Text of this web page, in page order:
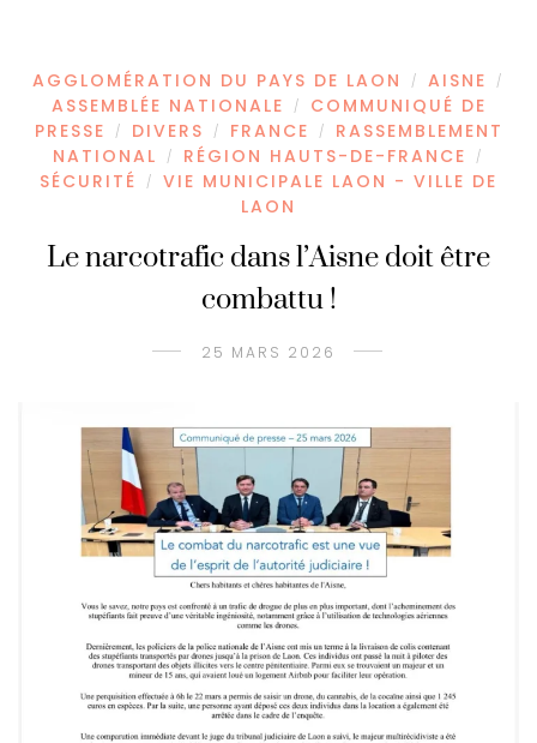
AGGLOMÉRATION DU PAYS DE LAON / AISNE /
ASSEMBLÉE NATIONALE /
COMMUNIQUÉ DE
PRESSE
/ DIVERS / FRANCE /
RASSEMBLEMENT
NATIONAL
/ RÉGION HAUTS-DE-FRANCE /
SÉCURITÉ /
VIE MUNICIPALE LAON - VILLE DE
LAON
Le narcotrafic dans l’Aisne doit être
combattu !
25 MARS 2026